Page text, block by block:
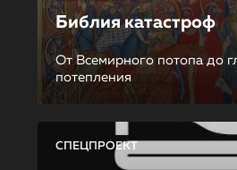
Библия катастроф
От Всемирного потопа до
потепления
СПЕЦПРОЕКТ